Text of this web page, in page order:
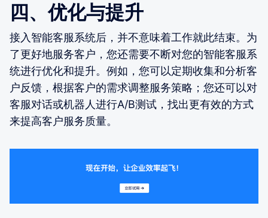
四、优化与提升
接入智能客服系统后，并不意味着工作就此结束。为
了更好地服务客户，您还需要不断对您的智能客服系
统进行优化和提升。例如，您可以定期收集和分析客
户反馈，根据客户的需求调整服务策略；您还可以对
客服对话或机器人进行A/B测试，找出更有效的方式
来提高客户服务质量。